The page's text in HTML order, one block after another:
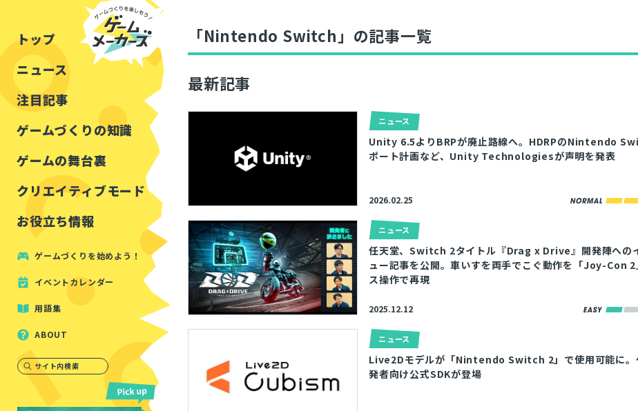
トップ
ニュース
注目記事
ゲームづくりの知識
ルールをつくる
ゲームの舞台裏
講演レポート
クリエイティブモード
マインクラフト
お役立ち情報
イベントレポート
周辺機器・ハードウェア
ゲームづくりを始めよう！
イベントカレンダー
用語集
ABOUT
サイト内検索
「Nintendo Switch」の記事一覧
最新記事
ニュース
Unity 6.5よりBRPが廃止路線へ。HDRPのNintendo
ポート計画など、Unity Technologiesが声明を発表
2026.02.25
ニュース
任天堂、Switch 2タイトル『Drag x Drive』開発陣への
ュー記事を公開。車いすを両手でこぐ動作を「Joy-Con 2
ス操作で再現
2025.12.12
ニュース
Live2Dモデルが「Nintendo Switch 2」で使用可能に。
発者向け公式SDKが登場